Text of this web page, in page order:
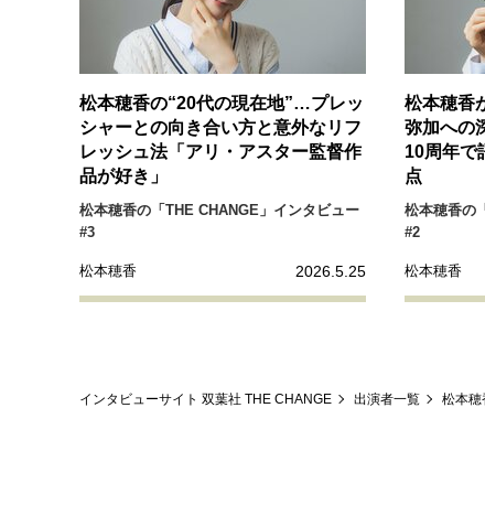
ライフスタイル・生き方
社会・カルチャー・マネー
松本穂香の“20代の現在地”…プレッ
シャーとの向き合い方と意外なリフ
レッシュ法「アリ・アスター監督作
品が好き」
松本穂香の「THE CHANGE」インタビュー
#3
松本穂香 2026.5.25
松本穂香
弥加への
10周年で
点
松本穂香の
#2
松本穂香
インタビューサイト 双葉社 THE CHANGE 出演者一覧 松本穂